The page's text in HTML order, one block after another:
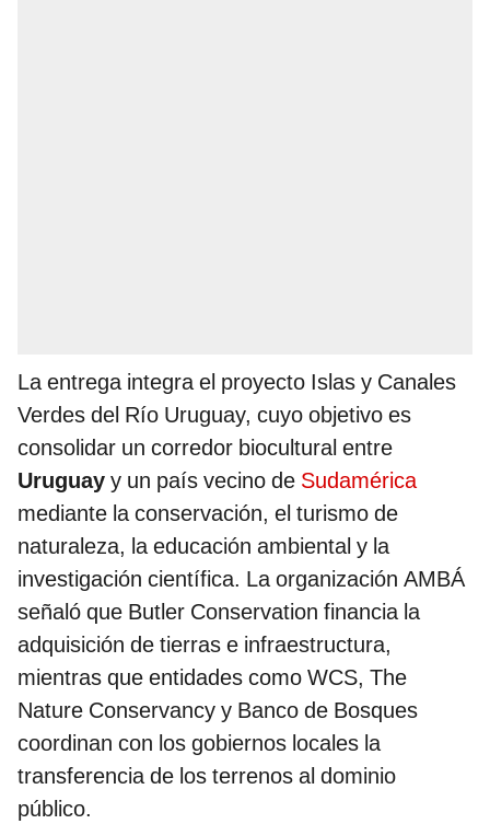
La entrega integra el proyecto Islas y Canales
Verdes del Río Uruguay, cuyo objetivo es
consolidar un corredor biocultural entre
Uruguay y un país vecino de Sudamérica
mediante la conservación, el turismo de
naturaleza, la educación ambiental y la
investigación científica. La organización AMBÁ
señaló que Butler Conservation financia la
adquisición de tierras e infraestructura,
mientras que entidades como WCS, The
Nature Conservancy y Banco de Bosques
coordinan con los gobiernos locales la
transferencia de los terrenos al dominio
público.